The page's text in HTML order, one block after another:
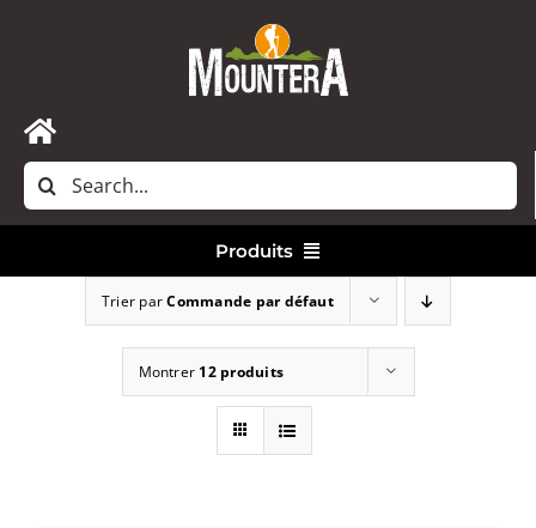
Toggle
Navigation
Accueil
Rechercher:
Produits
Vêtements
Randonnée
Trier parCommande par défaut
Montrer 12 produits